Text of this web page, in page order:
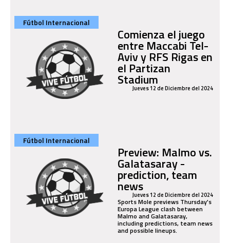
Fútbol Internacional
Comienza el juego
entre Maccabi Tel-
Aviv y RFS Rigas en
el Partizan
Stadium
Jueves 12 de Diciembre del 2024
Fútbol Internacional
Preview: Malmo vs.
Galatasaray -
prediction, team
newsJueves 12 de Diciembre del 2024
Sports Mole previews Thursday's
Europa League clash between
Malmo and Galatasaray,
including predictions, team news
and possible lineups.